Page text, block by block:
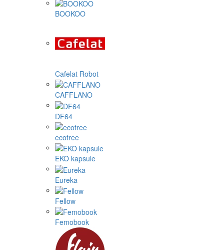
BOOKOO
Cafelat Robot
CAFFLANO
DF64
ecotree
EKO kapsule
Eureka
Fellow
Femobook